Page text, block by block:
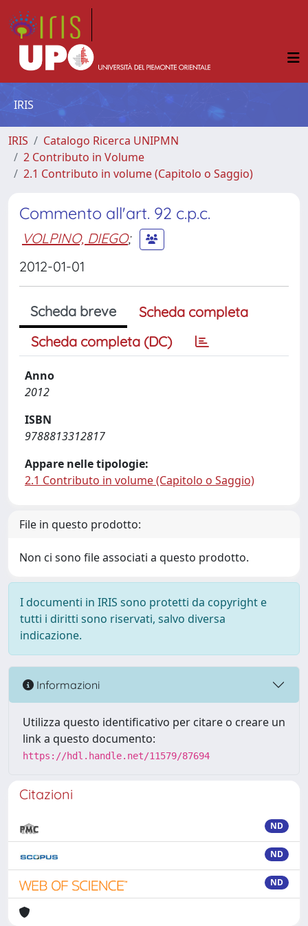
IRIS
IRIS
Catalogo Ricerca UNIPMN
2 Contributo in Volume
2.1 Contributo in volume (Capitolo o Saggio)
Commento all'art. 92 c.p.c.
VOLPINO, DIEGO;
2012-01-01
Scheda breve
Scheda completa
Scheda completa (DC)
Anno
2012
ISBN
9788813312817
Appare nelle tipologie:
2.1 Contributo in volume (Capitolo o Saggio)
File in questo prodotto:
Non ci sono file associati a questo prodotto.
I documenti in IRIS sono protetti da copyright e
tutti i diritti sono riservati, salvo diversa
indicazione.
Informazioni
Utilizza questo identificativo per citare o creare un
link a questo documento:
https://hdl.handle.net/11579/87694
Citazioni
ND
ND
ND